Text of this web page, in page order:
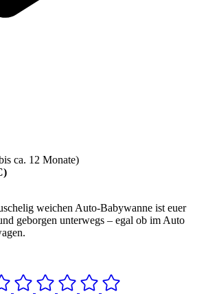
ca. 12 Monate)
weichen Auto-Babywanne ist euer
geborgen unterwegs – egal ob im Auto